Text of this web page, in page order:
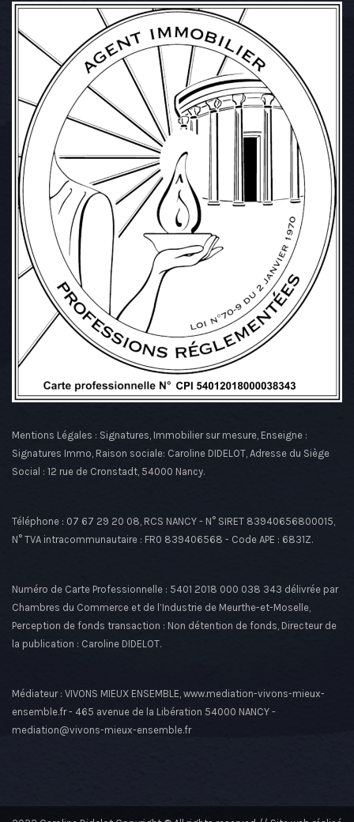
Mentions Légales : Signatures, Immobilier sur mesure, Enseigne :
Signatures Immo, Raison sociale: Caroline DIDELOT, Adresse du Siège
Social : 12 rue de Cronstadt, 54000 Nancy.
Téléphone : 07 67 29 20 08, RCS NANCY - N° SIRET 83940656800015,
N° TVA intracommunautaire : FR0 839406568 - Code APE : 6831Z.
Numéro de Carte Professionnelle : 5401 2018 000 038 343 délivrée par
Chambres du Commerce et de l’Industrie de Meurthe-et-Moselle,
Perception de fonds transaction : Non détention de fonds, Directeur de
la publication : Caroline DIDELOT.
Médiateur : VIVONS MIEUX ENSEMBLE, www.mediation-vivons-mieux-
ensemble.fr - 465 avenue de la Libération 54000 NANCY -
mediation@vivons-mieux-ensemble.fr